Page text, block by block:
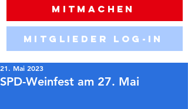
Mitglieder Log-in
Mitmachen
SPD-Weinfest am 27. Mai
21. Mai 2023